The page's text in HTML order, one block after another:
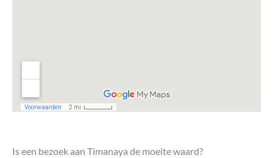
Is een bezoek aan Timanaya de moeite waard?